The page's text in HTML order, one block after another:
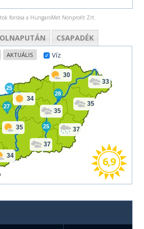
forrása a HungaroMet Nonprofit Zrt.
CSAPADÉK
35
34
37
35
34
30
37
35
33
27
25
25
28
6,9
Víz
AKTUÁLIS